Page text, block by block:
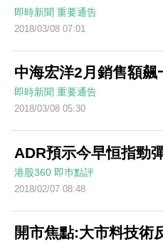
即時新聞 重要通告
2018/03/08 07:01
中海宏洋2月銷售額飆
即時新聞 重要通告
2018/03/08 05:30
ADR預示今早恒指勁
港股360 即巿點評
2018/02/07 08:48
開市焦點:大市料技術